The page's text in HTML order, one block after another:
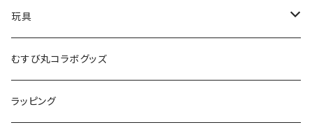
玩具
かるた
むすび丸コラボグッズ
ラッピング